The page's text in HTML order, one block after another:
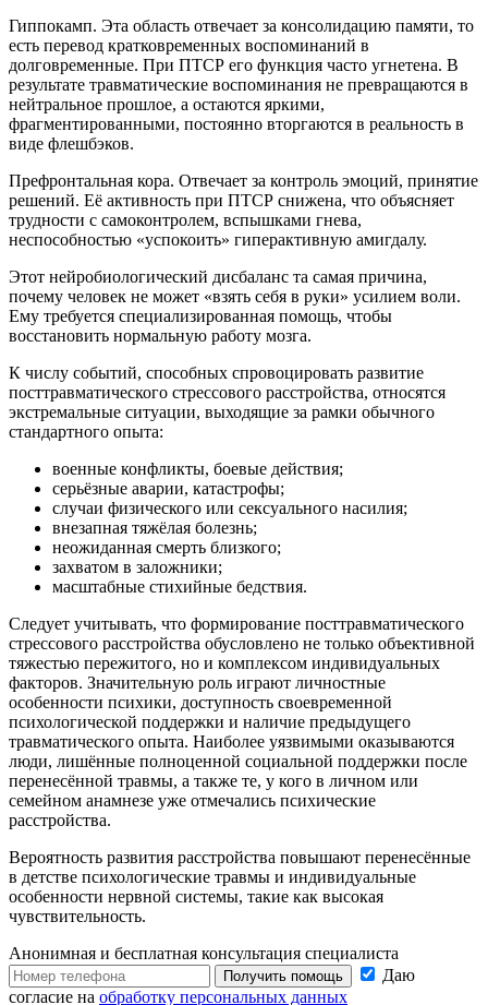
Гиппокамп. Эта область отвечает за консолидацию памяти, то
есть перевод кратковременных воспоминаний в
долговременные. При ПТСР его функция часто угнетена. В
результате травматические воспоминания не превращаются в
нейтральное прошлое, а остаются яркими,
фрагментированными, постоянно вторгаются в реальность в
виде флешбэков.
Префронтальная кора. Отвечает за контроль эмоций, принятие
решений. Её активность при ПТСР снижена, что объясняет
трудности с самоконтролем, вспышками гнева,
неспособностью «успокоить» гиперактивную амигдалу.
Этот нейробиологический дисбаланс та самая причина,
почему человек не может «взять себя в руки» усилием воли.
Ему требуется специализированная помощь, чтобы
восстановить нормальную работу мозга.
К числу событий, способных спровоцировать развитие
посттравматического стрессового расстройства, относятся
экстремальные ситуации, выходящие за рамки обычного
стандартного опыта:
военные конфликты, боевые действия;
серьёзные аварии, катастрофы;
случаи физического или сексуального насилия;
внезапная тяжёлая болезнь;
неожиданная смерть близкого;
захватом в заложники;
масштабные стихийные бедствия.
Следует учитывать, что формирование посттравматического
стрессового расстройства обусловлено не только объективной
тяжестью пережитого, но и комплексом индивидуальных
факторов. Значительную роль играют личностные
особенности психики, доступность своевременной
психологической поддержки и наличие предыдущего
травматического опыта. Наиболее уязвимыми оказываются
люди, лишённые полноценной социальной поддержки после
перенесённой травмы, а также те, у кого в личном или
семейном анамнезе уже отмечались психические
расстройства.
Вероятность развития расстройства повышают перенесённые
в детстве психологические травмы и индивидуальные
особенности нервной системы, такие как высокая
чувствительность.
Анонимная и бесплатная консультация специалиста
Получить помощь
Даю
согласие на обработку персональных данных